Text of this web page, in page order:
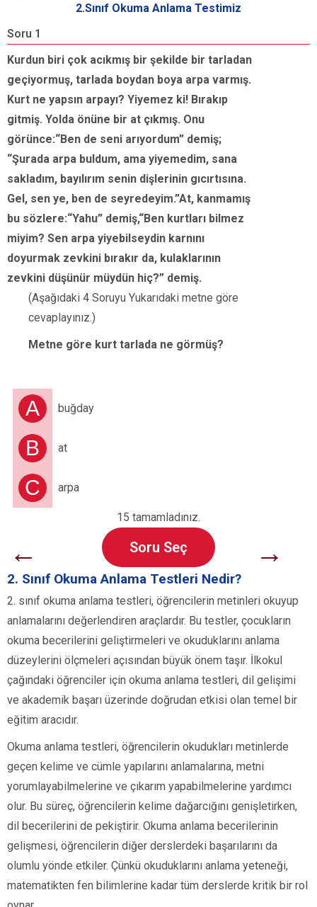
2.Sınıf Okuma Anlama Testimiz
Soru 1
Kurdun biri çok acıkmış bir şekilde bir tarladan
geçiyormuş, tarlada boydan boya arpa varmış.
Kurt ne yapsın arpayı? Yiyemez ki! Bırakıp
gitmiş. Yolda önüne bir at çıkmış. Onu
görünce:“Ben de seni arıyordum” demiş;
“Şurada arpa buldum, ama yiyemedim, sana
sakladım, bayılırım senin dişlerinin gıcırtısına.
Gel, sen ye, ben de seyredeyim.”At, kanmamış
bu sözlere:“Yahu” demiş,“Ben kurtları bilmez
miyim? Sen arpa yiyebilseydin karnını
doyurmak zevkini bırakır da, kulaklarının
zevkini düşünür müydün hiç?” demiş.
(Aşağıdaki 4 Soruyu Yukarıdaki metne göre
cevaplayınız.)
Metne göre kurt tarlada ne görmüş?
A buğday
B at
C arpa
15 tamamladınız.
← Soru Seç →
2. Sınıf Okuma Anlama Testleri Nedir?
2. sınıf okuma anlama testleri, öğrencilerin metinleri okuyup
anlamalarını değerlendiren araçlardır. Bu testler, çocukların
okuma becerilerini geliştirmeleri ve okuduklarını anlama
düzeylerini ölçmeleri açısından büyük önem taşır. İlkokul
çağındaki öğrenciler için okuma anlama testleri, dil gelişimi
ve akademik başarı üzerinde doğrudan etkisi olan temel bir
eğitim aracıdır.
Okuma anlama testleri, öğrencilerin okudukları metinlerde
geçen kelime ve cümle yapılarını anlamalarına, metni
yorumlayabilmelerine ve çıkarım yapabilmelerine yardımcı
olur. Bu süreç, öğrencilerin kelime dağarcığını genişletirken,
dil becerilerini de pekiştirir. Okuma anlama becerilerinin
gelişmesi, öğrencilerin diğer derslerdeki başarılarını da
olumlu yönde etkiler. Çünkü okuduklarını anlama yeteneği,
matematikten fen bilimlerine kadar tüm derslerde kritik bir rol